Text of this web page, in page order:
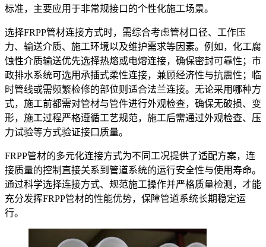
标准，主要应用于非常规接口的个性化施工场景。
选择FRPP管材连接方式时，需综合考虑管材口径、工作压
力、输送介质、施工环境以及维护需求等因素。例如，化工腐
蚀性介质输送优先选择热熔或电熔连接，确保密封可靠性；市
政排水系统可选用承插式柔性连接，兼顾经济性与抗震性；临
时管线或需频繁检修的部位则适合法兰连接。无论采用哪种方
式，施工前都需对管材与管件进行外观检查，确保无破损、变
形，施工过程严格遵循工艺规范，施工后需通过外观检查、压
力试验等方式验证接口质量。
FRPP管材的多元化连接方式为不同工况提供了适配方案，连
接质量的控制直接关系到管道系统的运行安全性与使用寿命。
通过科学选择连接方式、规范施工操作并严格质量检测，才能
充分发挥FRPP管材的性能优势，保障管道系统长期稳定运
行。